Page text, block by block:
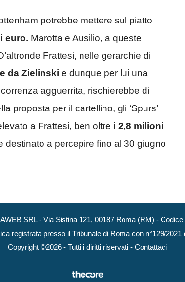
potrebbe mettere sul piatto
euro. Marotta e Ausilio, a queste
Frattesi, nelle gerarchie di
da Zielinski e dunque per lui una
agguerrita, rischierebbe di
proposta per il cartellino, gli ‘Spurs’
a Frattesi, ben oltre i 2,8 milioni
destinato a percepire fino al 30 giugno
SRL - Via Sistina 121, 00187 Roma (RM) -
registrata presso il Tribunale di Roma con n°129/2021
Copyright ©2026 - Tutti i diritti riservati - Contattaci